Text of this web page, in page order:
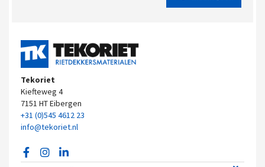
Tekoriet
Kiefteweg 4
7151 HT Eibergen
+31 (0)545 4612 23
info@tekoriet.nl